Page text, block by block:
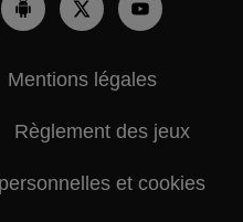
Mentions légales
Règlement des jeux
et cookies